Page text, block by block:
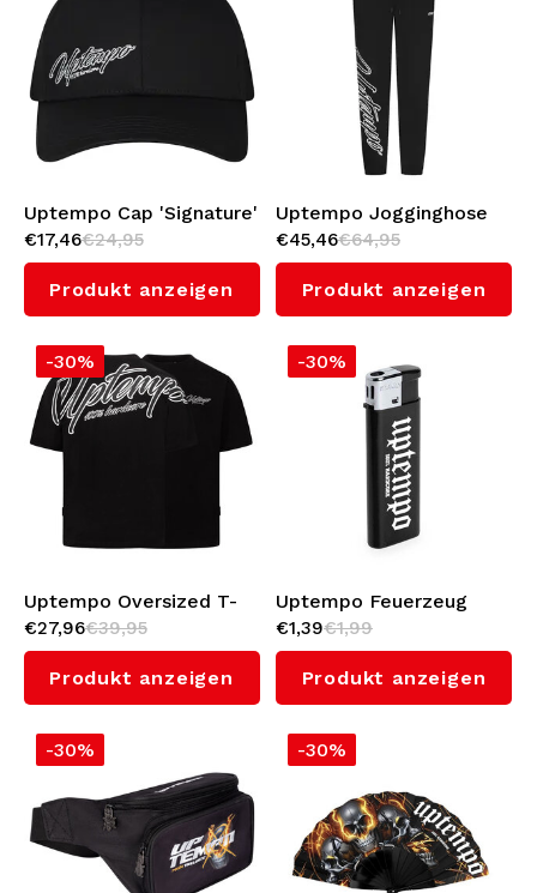
Uptempo Cap 'Signature'
€17,46€24,95
Produkt anzeigen
Uptempo Jogginghose
'Signature'
€45,46€64,95
Produkt anzeigen
-30%
Uptempo Oversized T-
shirt 'Signature' (Black)
€27,96€39,95
Produkt anzeigen
-30%
Uptempo Feuerzeug
'Essential'
€1,39€1,99
Produkt anzeigen
-30% -30%